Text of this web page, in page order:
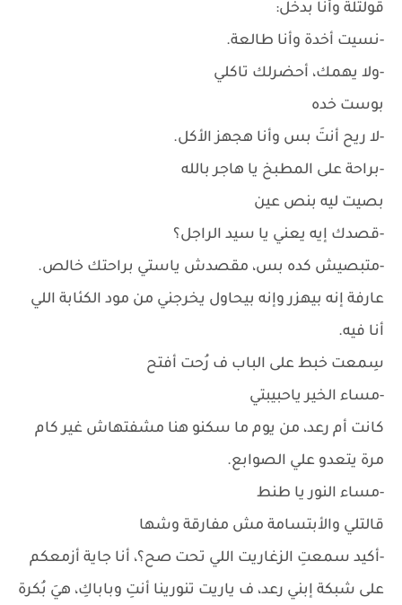
قولتلة وأنا بدخل:
-نسيت أخدة وأنا طالعة.
-ولا يهمك، أحضرلك تاكلي
بوست خده
-لا ريح أنتَ بس وأنا هجهز الأكل.
-براحة على المطبخ يا هاجر بالله
بصيت ليه بنص عين
-قصدك إيه يعني يا سيد الراجل؟
-متبصيش كده بس، مقصدش ياستي براحتك خالص.
عارفة إنه بيهزر وإنه بيحاول يخرجني من مود الكئابة اللي
أنا فيه.
سِمعت خبط على الباب ف رُحت أفتح
-مساء الخير ياحبيبتي
كانت أم رعد، من يوم ما سكنو هنا مشفتهاش غير كام
مرة يتعدو علي الصوابع.
-مساء النور يا طنط
قالتلي والأبتسامة مش مفارقة وشها
-أكيد سمعتِ الزغاريت اللي تحت صح؟، أنا جاية أزمعكم
على شبكة إبني رعد، ف ياريت تنورينا أنتِ وباباكِ، هيَ بُكرة